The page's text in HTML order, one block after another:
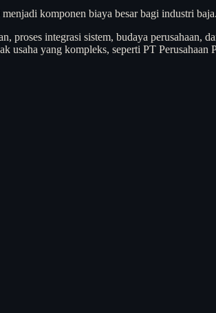
komponen biaya besar bagi industri baja.
integrasi sistem, budaya perusahaan,
yang kompleks, seperti PT Perusahaan